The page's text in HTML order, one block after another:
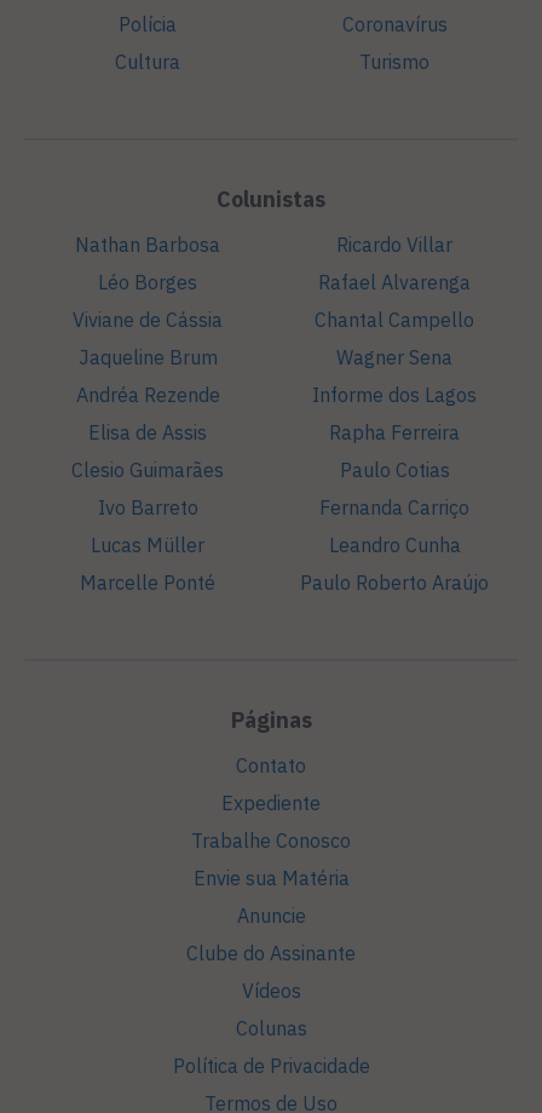
Polícia
Cultura
Coronavírus
Turismo
Colunistas
Nathan Barbosa
Léo Borges
Viviane de Cássia
Jaqueline Brum
Andréa Rezende
Elisa de Assis
Clesio Guimarães
Ivo Barreto
Lucas Müller
Marcelle Ponté
Ricardo Villar
Rafael Alvarenga
Chantal Campello
Wagner Sena
Informe dos Lagos
Rapha Ferreira
Paulo Cotias
Fernanda Carriço
Leandro Cunha
Paulo Roberto Araújo
Páginas
Contato
Expediente
Trabalhe Conosco
Envie sua Matéria
Anuncie
Clube do Assinante
Vídeos
Colunas
Política de Privacidade
Termos de Uso